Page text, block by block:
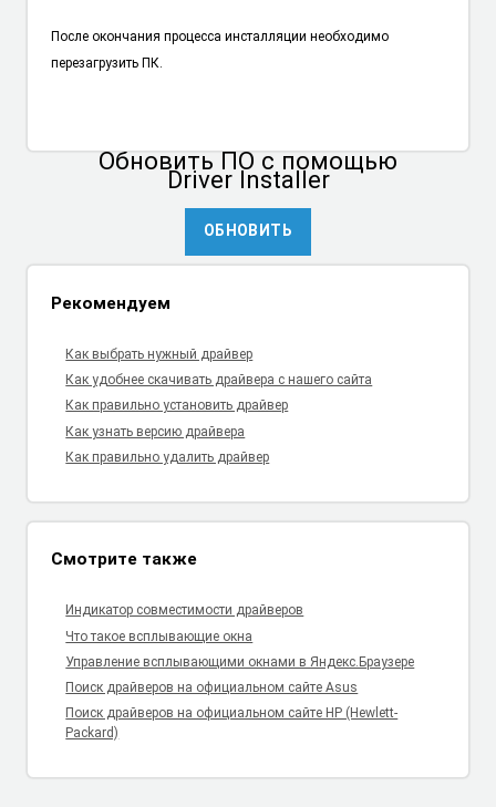
После окончания процесса инсталляции необходимо
перезагрузить ПК.
Обновить ПОс помощью
Driver Installer
ОБНОВИТЬ
Рекомендуем
Как выбрать нужный драйвер
Как удобнее скачивать драйвера с нашего сайта
Как правильно установить драйвер
Как узнать версию драйвера
Как правильно удалить драйвер
Смотрите также
Индикатор совместимости драйверов
Что такое всплывающие окна
Управление всплывающими окнами в Яндекс.Браузере
Поиск драйверов на официальном сайте Asus
Поиск драйверов на официальном сайте HP (Hewlett-
Packard)